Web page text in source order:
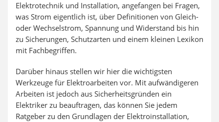
Elektrotechnik und Installation, angefangen bei Fragen,
was Strom eigentlich ist, über Definitionen von Gleich-
oder Wechselstrom, Spannung und Widerstand bis hin
zu Sicherungen, Schutzarten und einem kleinen Lexikon
mit Fachbegriffen.
Darüber hinaus stellen wir hier die wichtigsten
Werkzeuge für Elektroarbeiten vor. Mit aufwändigeren
Arbeiten ist jedoch aus Sicherheitsgründen ein
Elektriker zu beauftragen, das können Sie jedem
Ratgeber zu den Grundlagen der Elektroinstallation,